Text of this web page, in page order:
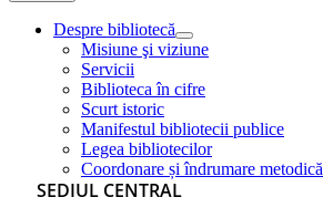
Despre bibliotecă
Misiune şi viziune
Servicii
Biblioteca în cifre
Scurt istoric
Manifestul bibliotecii publice
Legea bibliotecilor
Coordonare și îndrumare metodică
SEDIUL CENTRAL